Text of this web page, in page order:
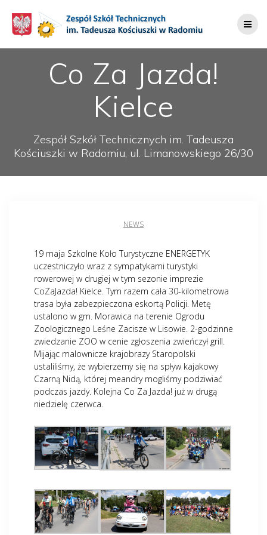
do
treści
Co Za Jazda!
Kielce
Zespół Szkół Technicznych im. Tadeusza
Kościuszki w Radomiu, ul. Limanowskiego 26/30
NEWS
19 maja Szkolne Koło Turystyczne ENERGETYK
uczestniczyło wraz z sympatykami turystyki
rowerowej w drugiej w tym sezonie imprezie
CoZaJazda! Kielce. Tym razem cała 30-kilometrowa
trasa była zabezpieczona eskortą Policji. Metę
ustalono w gm. Morawica na terenie Ogrodu
Zoologicznego Leśne Zacisze w Lisowie. 2-godzinne
zwiedzanie ZOO w cenie zgłoszenia zwieńczył grill.
Mijając malownicze krajobrazy Staropolski
ustaliliśmy, że wybierzemy się na spływ kajakowy
Czarną Nidą, której meandry mogliśmy podziwiać
podczas jazdy. Kolejna Co Za Jazda! już w drugą
niedzielę czerwca.